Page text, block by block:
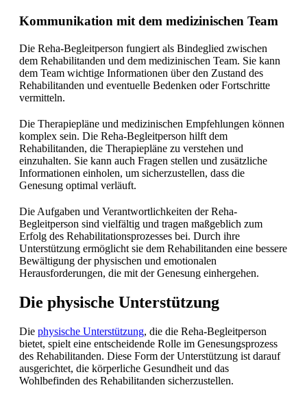
Kommunikation mit dem medizinischen Team
Die Reha-Begleitperson fungiert als Bindeglied zwischen
dem Rehabilitanden und dem medizinischen Team. Sie kann
dem Team wichtige Informationen über den Zustand des
Rehabilitanden und eventuelle Bedenken oder Fortschritte
vermitteln.
Die Therapiepläne und medizinischen Empfehlungen können
komplex sein. Die Reha-Begleitperson hilft dem
Rehabilitanden, die Therapiepläne zu verstehen und
einzuhalten. Sie kann auch Fragen stellen und zusätzliche
Informationen einholen, um sicherzustellen, dass die
Genesung optimal verläuft.
Die Aufgaben und Verantwortlichkeiten der Reha-
Begleitperson sind vielfältig und tragen maßgeblich zum
Erfolg des Rehabilitationsprozesses bei. Durch ihre
Unterstützung ermöglicht sie dem Rehabilitanden eine bessere
Bewältigung der physischen und emotionalen
Herausforderungen, die mit der Genesung einhergehen.
Die physische Unterstützung
Die physische Unterstützung, die die Reha-Begleitperson
bietet, spielt eine entscheidende Rolle im Genesungsprozess
des Rehabilitanden. Diese Form der Unterstützung ist darauf
ausgerichtet, die körperliche Gesundheit und das
Wohlbefinden des Rehabilitanden sicherzustellen.